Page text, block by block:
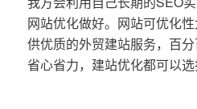
网站优化做好。网站可优化
供优质的外贸建站服务，百
省心省力，建站优化都可以选